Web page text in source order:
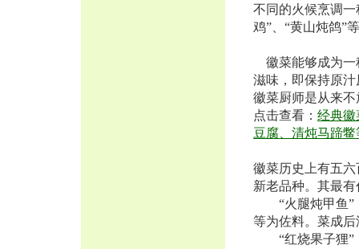
不同的火候烹调
鸡”、“黄山炖鸽”
徽菜能够成为一
滋味，即保持原
徽菜厨师是从来
点击查看： 经典
豆腐、清炖马蹄鳖
徽菜历史上有五
新老品种。其最
“火腿炖甲鱼”，
等为佐料。菜成
“红烧果子狸”